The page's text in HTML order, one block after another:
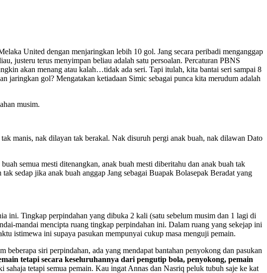
United dengan menjaringkan lebih 10 gol. Jang secara peribadi menganggap
justeru terus menyimpan beliau adalah satu persoalan. Percaturan PBNS
akan menang atau kalah…tidak ada seri. Tapi itulah, kita bantai seri sampai 8
jaringkan gol? Mengatakan ketiadaan Simic sebagai punca kita merudum adalah
musim.
manis, nak dilayan tak berakal. Nak disuruh pergi anak buah, nak dilawan Dato
semua mesti ditenangkan, anak buah mesti diberitahu dan anak buah tak
sedap jika anak buah anggap Jang sebagai Buapak Bolasepak Beradat yang
ini. Tingkap perpindahan yang dibuka 2 kali (satu sebelum musim dan 1 lagi di
mandai mencipta ruang tingkap perpindahan ini. Dalam ruang yang sekejap ini
istimewa ini supaya pasukan mempunyai cukup masa menguji pemain.
siri perpindahan, ada yang mendapat bantahan penyokong dan pasukan
tetapi secara keseluruhannya dari pengutip bola, penyokong, pemain
tetapi semua pemain. Kau ingat Annas dan Nasriq peluk tubuh saje ke kat